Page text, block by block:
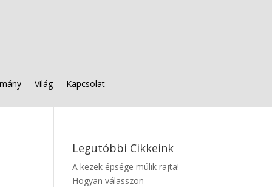
Világ Kapcsolat
Legutóbbi Cikkeink
A kezek épsége múlik rajta! –
Hogyan válasszon